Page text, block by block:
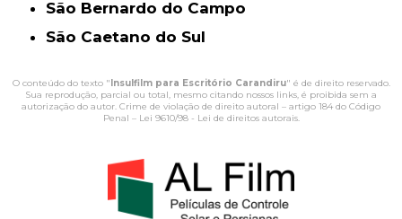
São Bernardo do Campo
São Caetano do Sul
O conteúdo do texto " Insulfilm para Escritório Carandiru" é de direito reservado.
Sua reprodução, parcial ou total, mesmo citando nossos links, é proibida sem a
autorização do autor. Crime de violação de direito autoral – artigo 184 do Código
Penal – Lei 9610/98 - Lei de direitos autorais.